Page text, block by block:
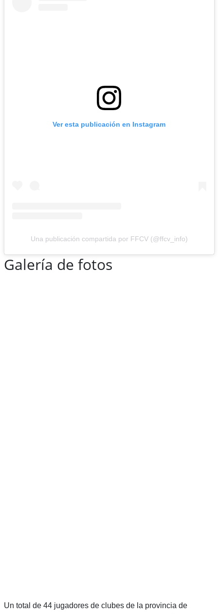
Ver esta publicación en Instagram
Una publicación compartida por FFCV (@ffcv_info)
Galería de fotos
Un total de 44 jugadores de clubes de la provincia de